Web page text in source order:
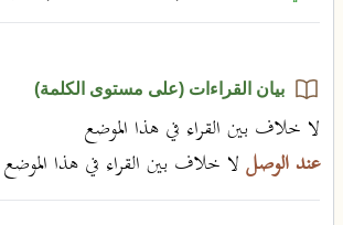
بيان القراءات (على مستوى الكلمة)
لا خلاف بين القراء في هذا الموضع
عند الوصللا خلاف بين القراء في هذا الموضع